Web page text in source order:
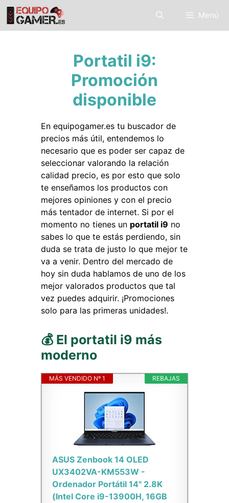
Saltar
contenido
Menú
Portatil i9:
Promoción
disponible
En equipogamer.es tu buscador de
precios más útil, entendemos lo
necesario que es poder ser capaz de
seleccionar valorando la relación
calidad precio, es por esto que solo
te enseñamos los productos con
mejores opiniones y con el precio
más tentador de internet. Si por el
momento no tienes un portatil i9 no
sabes lo que te estás perdiendo, sin
duda se trata de justo lo que mejor te
va a venir. Dentro del mercado de
hoy sin duda hablamos de uno de los
mejor valorados productos que tal
vez puedes adquirir. ¡Promociones
solo para las primeras unidades!.
💰 El portatil i9 más
moderno
REBAJAS
MÁS VENDIDO Nº 1
ASUS Zenbook 14 OLED
UX3402VA-KM553W -
Ordenador Portátil 14" 2.8K
(Intel Core i9-13900H, 16GB